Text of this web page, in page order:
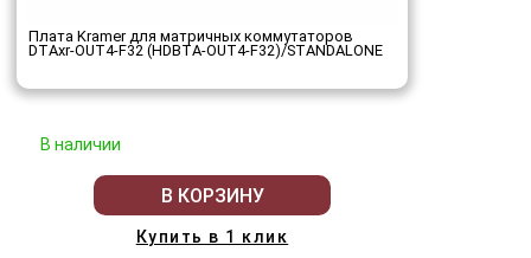
Плата Kramer для матричных коммутаторов
DTAxr-OUT4-F32 (HDBTA-OUT4-F32)/STANDALONE
В наличии
В КОРЗИНУ
Купить в 1 клик